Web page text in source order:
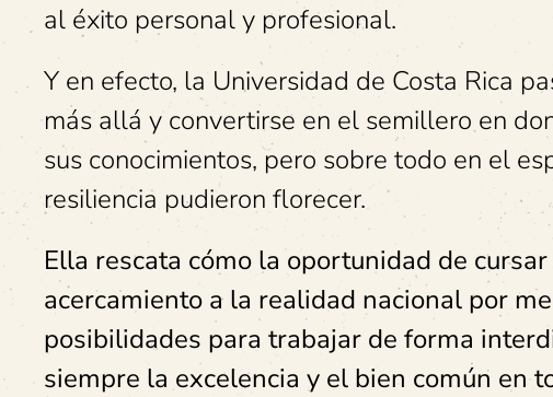
al éxito personal y profesional.
Y en efecto, la Universidad de Costa Rica
más allá y convertirse en el semillero en
sus conocimientos, pero sobre todo en el
resiliencia pudieron florecer.
Ella rescata cómo la oportunidad de
acercamiento a la realidad nacional por
posibilidades para trabajar de forma
siempre la excelencia y el bien común en